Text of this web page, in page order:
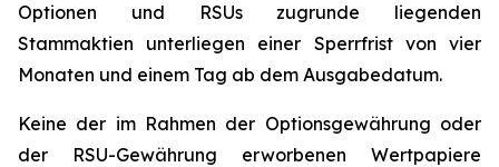
Optionen und RSUs zugrunde liegenden
Stammaktien unterliegen einer Sperrfrist von vier
Monaten und einem Tag ab dem Ausgabedatum.
Keine der im Rahmen der Optionsgewährung oder
der RSU-Gewährung erworbenen Wertpapiere